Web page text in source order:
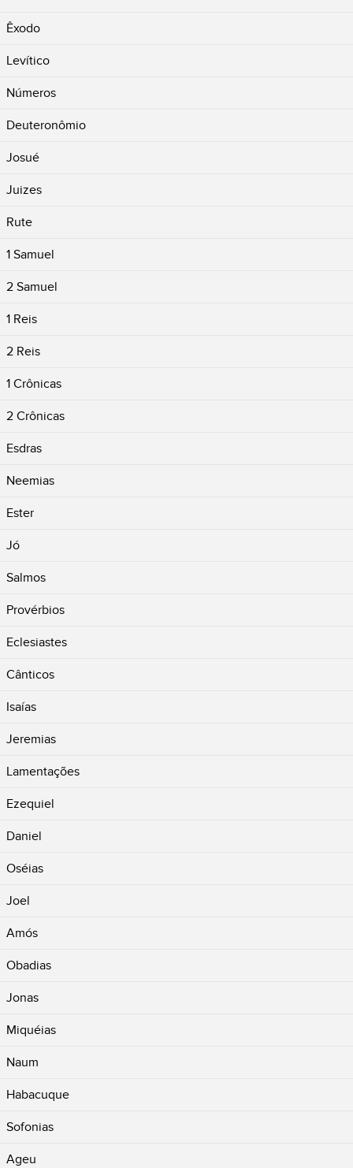
Êxodo
Levítico
Números
Deuteronômio
Josué
Juizes
Rute
1 Samuel
2 Samuel
1 Reis
2 Reis
1 Crônicas
2 Crônicas
Esdras
Neemias
Ester
Jó
Salmos
Provérbios
Eclesiastes
Cânticos
Isaías
Jeremias
Lamentações
Ezequiel
Daniel
Oséias
Joel
Amós
Obadias
Jonas
Miquéias
Naum
Habacuque
Sofonias
Ageu